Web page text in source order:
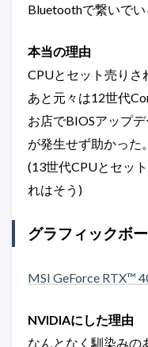
Bluetoothで繋いでい
本当の理由
CPUとセット売りさ
あと元々は12世代
お店でBIOSアップ
が発生せず助かった。
(13世代CPUとセッ
れはそう)
グラフィックボ
MSI GeForce RTX™
NVIDIAにした理由
なんとなく馴染みの